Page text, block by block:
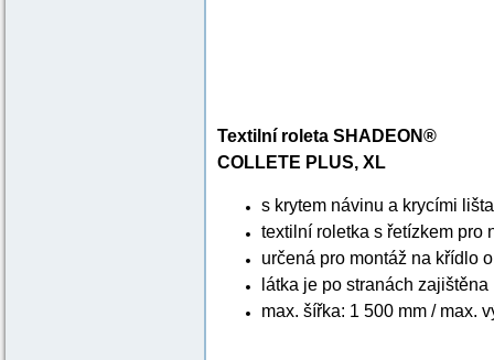
Textilní roleta SHADEON®
COLLETE PLUS, XL
s krytem návinu a krycími
textilní roletka s řetízkem pro
určená pro montáž na křídlo
látka je po stranách
max. šířka: 1 500 mm / max.